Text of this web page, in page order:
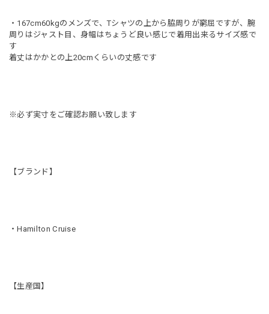
・167cm60kgのメンズで、Tシャツの上から脇周りが窮屈ですが、腕
周りはジャスト目、身幅はちょうど良い感じで着用出来るサイズ感で
す
着丈はかかとの上20cmくらいの丈感です
※必ず実寸をご確認お願い致します
【ブランド】
・Hamilton Cruise
【生産国】